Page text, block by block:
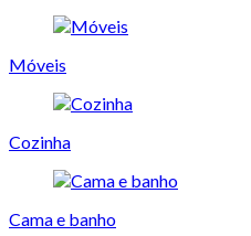
Móveis
Cozinha
Cama e banho